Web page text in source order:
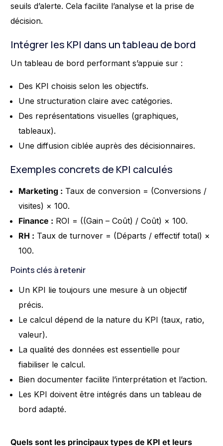
seuils d’alerte. Cela facilite l’analyse et la prise de
décision.
Intégrer les KPI dans un tableau de bord
Un tableau de bord performant s’appuie sur :
Des KPI choisis selon les objectifs.
Une structuration claire avec catégories.
Des représentations visuelles (graphiques,
tableaux).
Une diffusion ciblée auprès des décisionnaires.
Exemples concrets de KPI calculés
Marketing : Taux de conversion = (Conversions /
visites) × 100.
Finance : ROI = ((Gain – Coût) / Coût) × 100.
RH : Taux de turnover = (Départs / effectif total) ×
100.
Points clés à retenir
Un KPI lie toujours une mesure à un objectif
précis.
Le calcul dépend de la nature du KPI (taux, ratio,
valeur).
La qualité des données est essentielle pour
fiabiliser le calcul.
Bien documenter facilite l’interprétation et l’action.
Les KPI doivent être intégrés dans un tableau de
bord adapté.
Quels sont les principaux types de KPI et leurs